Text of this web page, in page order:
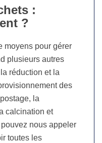
:
?
moyens pour gérer
plusieurs autres
réduction et la
des
la
calcination et
pouvez nous appeler
toutes les